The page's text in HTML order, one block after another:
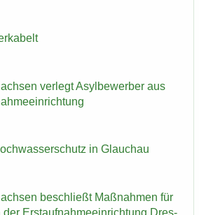
ver­legt Asyl­be­wer­ber aus
in Glauch­au
be­schließt Maß­nah­men für
der Erst­auf­nah­me­ein­rich­tung Dres­